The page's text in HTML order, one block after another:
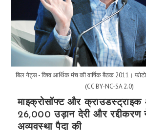
बिल गेट्स - विश्व आर्थिक मंच की वार्षिक बैठक 2011।
(CC BY-NC-SA 2.0)
माइक्रोसॉफ्ट और
26,000 उड़ान देरी और रद्दीकरण
अव्यवस्था पैदा की